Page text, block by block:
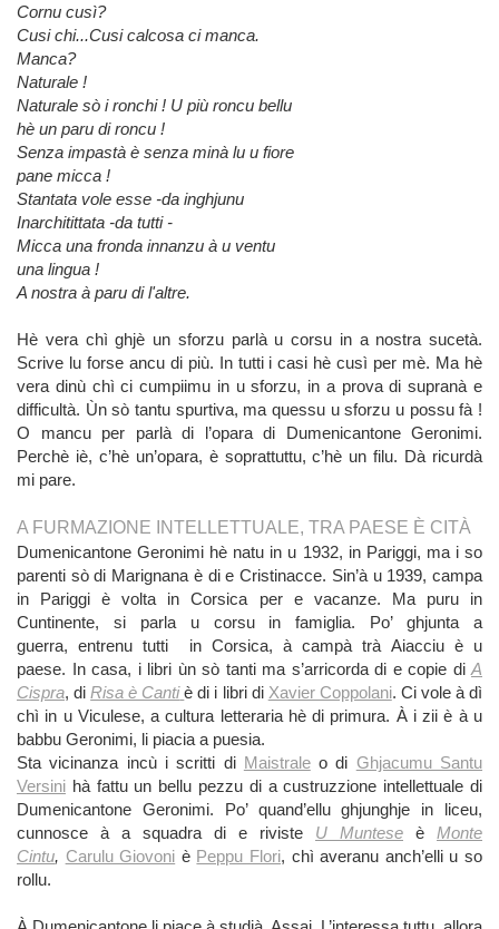
Cornu cusì?
Cusi chi...Cusi calcosa ci manca.
Manca?
Naturale !
Naturale sò i ronchi ! U più roncu bellu
hè un paru di roncu !
Senza impastà è senza minà lu u fiore
pane micca !
Stantata vole esse -da inghjunu
Inarchitittata -da tutti -
Micca una fronda innanzu à u ventu
una lingua !
A nostra à paru di l'altre.
Hè vera chì ghjè un sforzu parlà u corsu in a nostra sucetà.
Scrive lu forse ancu di più. In tutti i casi hè cusì per mè. Ma hè
vera dinù chì ci cumpiimu in u sforzu, in a prova di supranà e
difficultà. Ùn sò tantu spurtiva, ma quessu u sforzu u possu fà !
O mancu per parlà di l’opara di Dumenicantone Geronimi.
Perchè iè, c’hè un’opara, è soprattuttu, c’hè un filu. Dà ricurdà
mi pare.
A FURMAZIONE INTELLETTUALE, TRA PAESE È CITÀ
Dumenicantone Geronimi hè natu in u 1932, in Pariggi, ma i so
parenti sò di Marignana è di e Cristinacce. Sin’à u 1939, campa
in Pariggi è volta in Corsica per e vacanze. Ma puru in
Cuntinente, si parla u corsu in famiglia. Po’ ghjunta a
guerra, entrenu tutti in Corsica, à campà trà Aiacciu è u
paese. In casa, i libri ùn sò tanti ma s’arricorda di e copie di A
Cispra, diRisa è Canti è di i libri di Xavier Coppolani. Ci vole à dì
chì in u Viculese, a cultura letteraria hè di primura. À i zii è à u
babbu Geronimi, li piacia a puesia.
Sta vicinanza incù i scritti di Maistraleo di Ghjacumu Santu
Versini hà fattu un bellu pezzu di a custruzzione intellettuale di
Dumenicantone Geronimi. Po’ quand’ellu ghjunghje in liceu,
cunnosce à a squadra di e riviste U Muntese è Monte
Cintu, Carulu Giovoni è Peppu Flori, chì averanu anch’elli u so
rollu.